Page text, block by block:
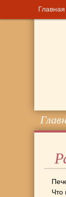
Главная
Что